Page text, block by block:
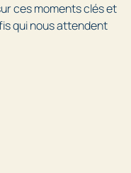
ces moments clés et
qui nous attendent